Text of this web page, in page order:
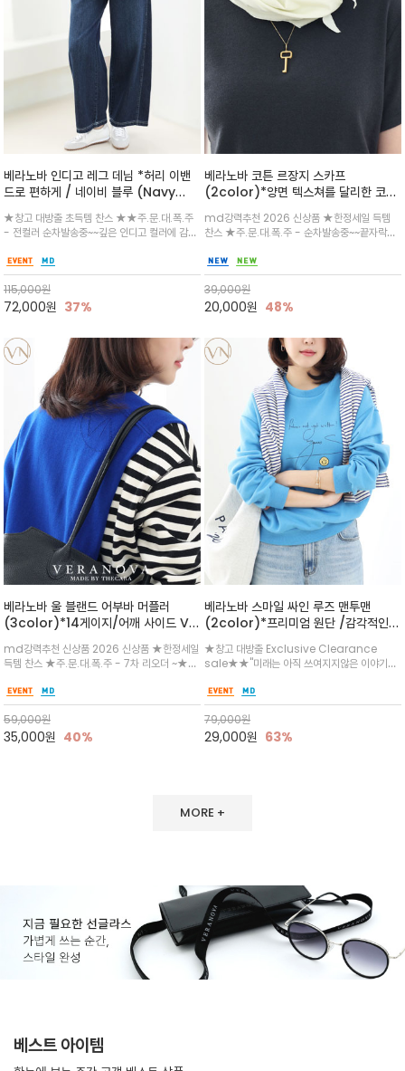
베라노바 인디고 레그 데님 *허리 이밴
드로 편하게 / 네이비 블루 (Navy
Blue)Side Seam
Denim/Pants): 배럴핏 특유의 둥근
실루엣을 만들기 위해 옆면에 절개 디테
일을 넣은 형태
★창고 대방출 초득템 찬스 ★★주.문.대.폭.주
- 전컬러 순차발송중~~깊은 인디고 컬러에 감각
팬츠 유니크한 배럴 실루엣이 체형을 자연스럽게
커버하며 트렌디한 무드를 선사*밝은색 옷과는
마찰시 염색주의 *
115,000원
72,000원 37%
베라노바 코튼 르장지 스카프
(2color)*양면 텍스쳐를 달리한 코튼
으로 가볍고 부드러운 소재감으로 목선
에 자연스럽게 감기는 베라노바의 에센
셜 스카프
md강력추천 2026 신상품 ★한정세일 득템
찬스 ★주.문.대.폭.주 - 순차발송중~~끝자락에
티를 완성/ 삼각형의 유연한 쉐입으로 제작되어
매듭법에 따라 캐주얼하거나 우아한 무드 등 다
양한 연출
39,000원
20,000원 48%
베라노바 울 블랜드 어부바 머플러
(3color)*14게이지/어깨 사이드 VN
브랜드 스카시 편직 기법 /시선을 사로
잡는 감각적인 레이어드 니트 어부바숄/
뒷면의 은은한 V자 조직감과 부드러운
터치감으로 완성도를 높였으며, 단조로
운 코디에 특별한 무드를 더해줄 아이템
md강력추천 신상품 2026 신상품 ★한정세일
득템 찬스 ★주.문.대.폭.주 - 7차 리오더 ~★셔
인트를 주기 좋으며, 소매 끝단에 위치한 실버
'VN' 메탈 로고 장식이 브랜드의 정체성과 고급
스러움을 동시에
59,000원
35,000원 40%
베라노바 스마일 싸인 루즈 맨투맨
(2color)*프리미엄 원단 /감각적인
레터링과 귀여운 스마일 그래픽이 조화
를 이루는 위트 있는 디자인의 맨투맨
★창고 대방출 Exclusive Clearance
sale★★"미래는 아직 쓰여지지않은 이야기~
체 싸인 스마일/여유로운 드롭 숄더 라인이 편안
하고 자연스러운 실루엣/데님이나 슬랙스 어디
에나 경쾌한 데일리 포인트 아이템
79,000원
29,000원 63%
MORE +
베스트 아이템